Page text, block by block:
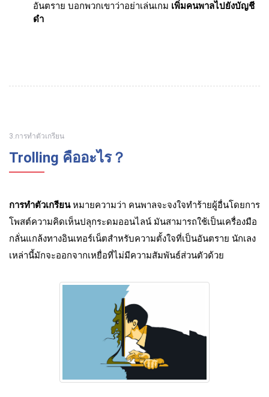
อันตราย บอกพวกเขาว่าอย่าเล่นเกม เพิ่มคนพาลไปยังบัญชี
ดํา
3.การทำตัวเกรียน
Trolling คืออะไร？
การทำตัวเกรียนหมายความว่า คนพาลจะจงใจทําร้ายผู้อื่นโดยการ
โพสต์ความคิดเห็นปลุกระดมออนไลน์ มันสามารถใช้เป็นเครื่องมือ
กลั่นแกล้งทางอินเทอร์เน็ตสําหรับความตั้งใจที่เป็นอันตราย นักเลง
เหล่านี้มักจะออกจากเหยื่อที่ไม่มีความสัมพันธ์ส่วนตัวด้วย